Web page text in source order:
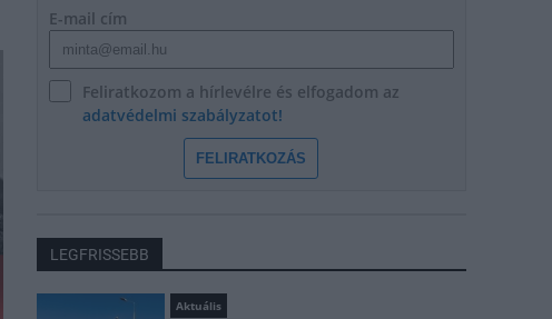
E-mail cím
Feliratkozom a hírlevélre és elfogadom az
adatvédelmi szabályzatot!
FELIRATKOZÁS
LEGFRISSEBB
Aktuális